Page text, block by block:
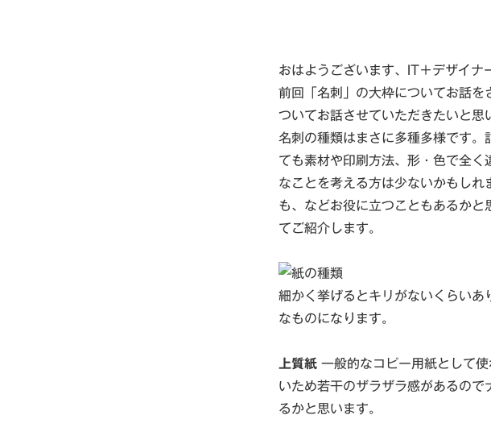
おはようございます、IT＋デザイナ
前回「名刺」の大枠についてお話
ついてお話させていただきたいと思
名刺の種類はまさに多種多様です
ても素材や印刷方法、形・色で全
なことを考える方は少ないかもし
も、などお役に立つこともあるか
てご紹介します。
細かく挙げるとキリがないくらい
なものになります。
上質紙一般的なコピー用紙として
いため若干のザラザラ感があるの
るかと思います。